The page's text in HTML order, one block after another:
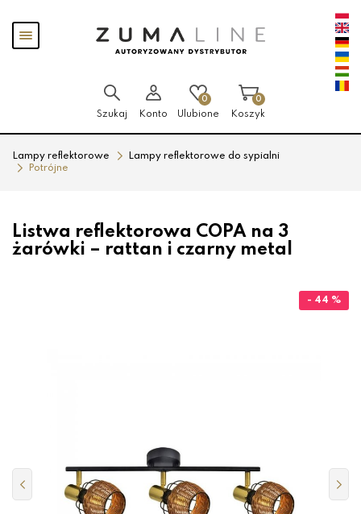
Pokaż
menu
Szukaj Konto
0
Ulubione
0
Koszyk
Lampy reflektorowe
Lampy reflektorowe do sypialni
Potrójne
Listwa reflektorowa COPA na 3
żarówki – rattan i czarny metal
- 44 %